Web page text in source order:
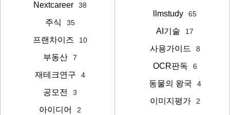
Nextcareer 38
주식 35
프랜차이즈 10
부동산 7
재테크연구 4
공모전 3
아이디어 2
llmstudy 65
AI기술 17
사용가이드 8
OCR판독 6
동물의 왕국 4
이미지평가 2